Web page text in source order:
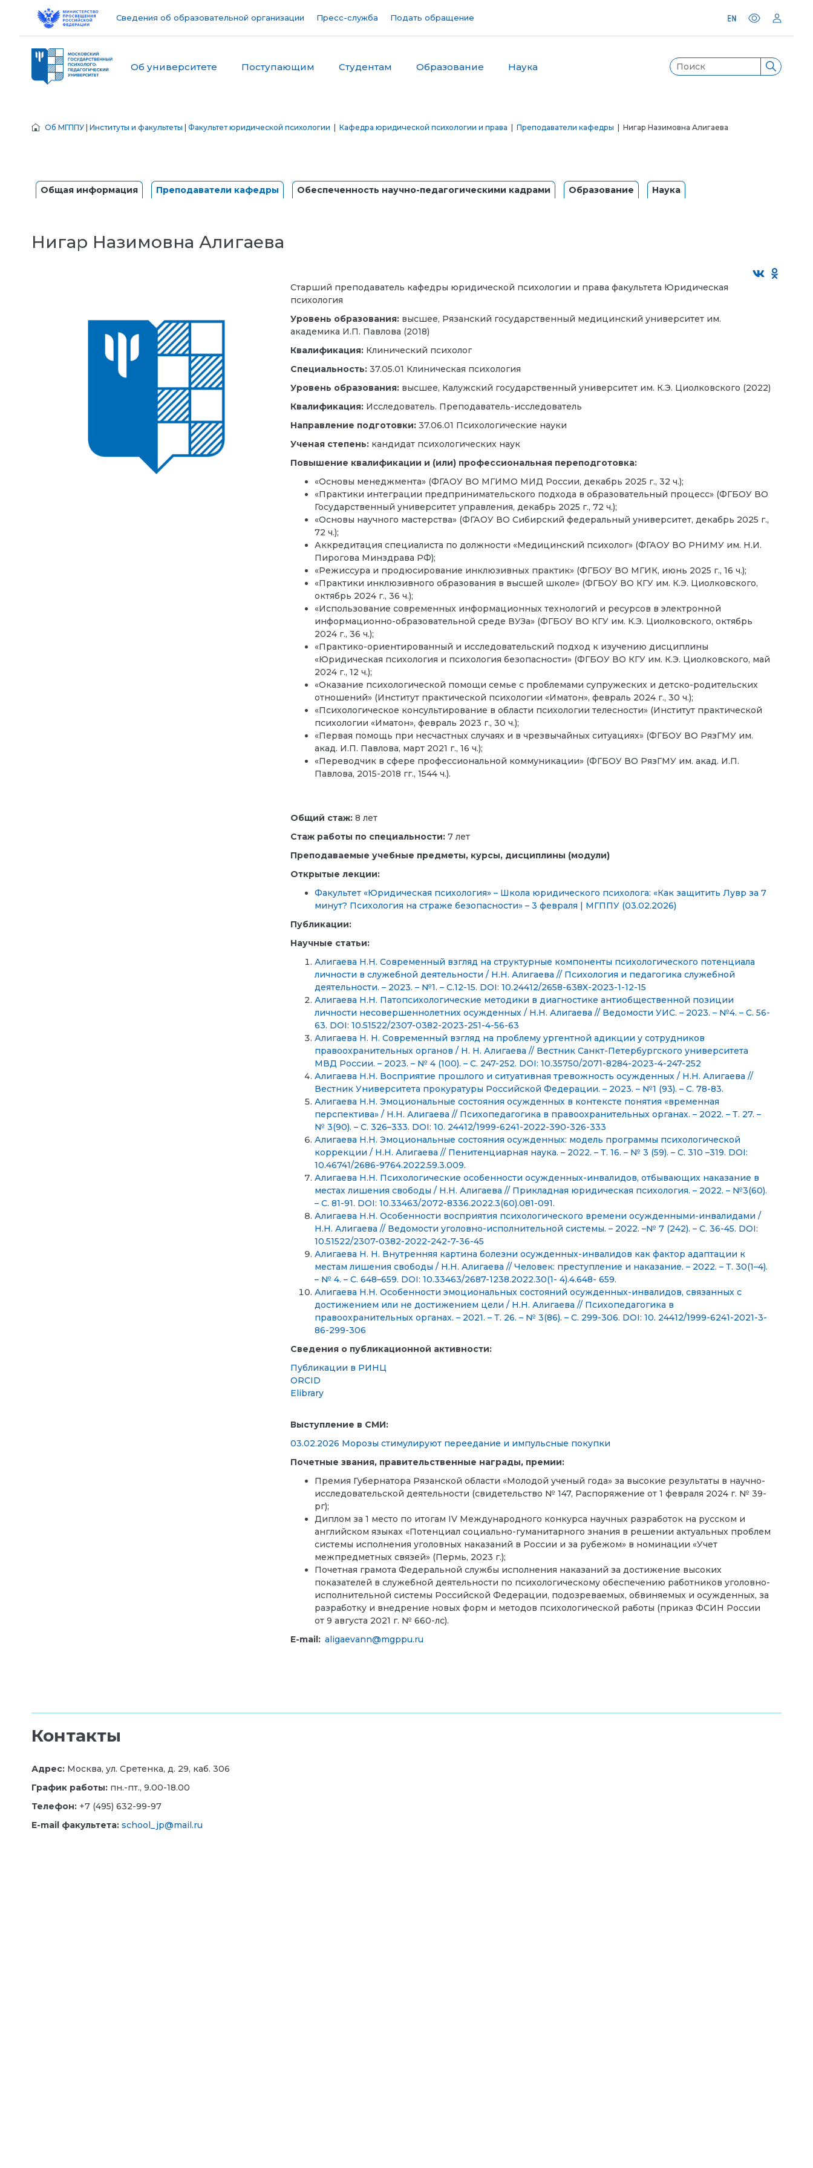
Сведения об образовательной организации Пресс-служба Подать обращение
Об университете Поступающим Студентам Образование Наука
Об МГППУ Институты и факультеты Факультет юридической психологии Кафедра юридической психологии и права Преподаватели кафедры | Нигар Назимовна Алигаева
Общая информация Преподаватели кафедры Обеспеченность научно-педагогическими кадрами Образование Наука
Нигар Назимовна Алигаева
Старший преподаватель кафедры юридической психологии и права факультета Юридическая
психология
Уровень образования: высшее, Рязанский государственный медицинский университет им.
академика И.П. Павлова (2018)
Квалификация: Клинический психолог
Специальность: 37.05.01 Клиническая психология
Уровень образования: высшее, Калужский государственный университет им. К.Э. Циолковского (2022)
Квалификация: Исследователь. Преподаватель-исследователь
Направление подготовки: 37.06.01 Психологические науки
Ученая степень: кандидат психологических наук
Повышение квалификации и (или) профессиональная переподготовка:
«Основы менеджмента» (ФГАОУ ВО МГИМО МИД России, декабрь 2025 г., 32 ч.);
«Практики интеграции предпринимательского подхода в образовательный процесс» (ФГБОУ ВО
Государственный университет управления, декабрь 2025 г., 72 ч.);
«Основы научного мастерства» (ФГАОУ ВО Сибирский федеральный университет, декабрь 2025 г.,
72 ч.);
Аккредитация специалиста по должности «Медицинский психолог» (ФГАОУ ВО РНИМУ им. Н.И.
Пирогова Минздрава РФ);
«Режиссура и продюсирование инклюзивных практик» (ФГБОУ ВО МГИК, июнь 2025 г., 16 ч.);
«Практики инклюзивного образования в высшей школе» (ФГБОУ ВО КГУ им. К.Э. Циолковского,
октябрь 2024 г., 36 ч.);
«Использование современных информационных технологий и ресурсов в электронной
информационно-образовательной среде ВУЗа» (ФГБОУ ВО КГУ им. К.Э. Циолковского, октябрь
2024 г., 36 ч.);
«Практико-ориентированный и исследовательский подход к изучению дисциплины
«Юридическая психология и психология безопасности» (ФГБОУ ВО КГУ им. К.Э. Циолковского, май
2024 г., 12 ч.);
«Оказание психологической помощи семье с проблемами супружеских и детско-родительских
отношений» (Институт практической психологии «Иматон», февраль 2024 г., 30 ч.);
«Психологическое консультирование в области психологии телесности» (Институт практической
психологии «Иматон», февраль 2023 г., 30 ч.);
«Первая помощь при несчастных случаях и в чрезвычайных ситуациях» (ФГБОУ ВО РязГМУ им.
акад. И.П. Павлова, март 2021 г., 16 ч.);
«Переводчик в сфере профессиональной коммуникации» (ФГБОУ ВО РязГМУ им. акад. И.П.
Павлова, 2015-2018 гг., 1544 ч.).
Общий стаж:8 лет
Стаж работы по специальности: 7 лет
Преподаваемые учебные предметы, курсы, дисциплины (модули)
Открытые лекции:
Факультет «Юридическая психология» – Школа юридического психолога: «Как защитить Лувр за 7
минут? Психология на страже безопасности» – 3 февраля | МГППУ (03.02.2026)
Публикации:
Научные статьи:
Алигаева Н.Н. Современный взгляд на структурные компоненты психологического потенциала
личности в служебной деятельности / Н.Н. Алигаева // Психология и педагогика служебной
деятельности. – 2023. – №1. – С.12-15. DOI: 10.24412/2658-638X-2023-1-12-15
Алигаева Н.Н. Патопсихологические методики в диагностике антиобщественной позиции
личности несовершеннолетних осужденных / Н.Н. Алигаева // Ведомости УИС. – 2023. – №4. – С. 56-
63. DOI: 10.51522/2307-0382-2023-251-4-56-63
Алигаева Н. Н. Современный взгляд на проблему ургентной адикции у сотрудников
правоохранительных органов / Н. Н. Алигаева // Вестник Санкт-Петербургского университета
МВД России. – 2023. – № 4 (100). – С. 247-252. DOI: 10.35750/2071-8284-2023-4-247-252
Алигаева Н.Н. Восприятие прошлого и ситуативная тревожность осужденных / Н.Н. Алигаева //
Вестник Университета прокуратуры Российской Федерации. – 2023. – №1 (93). – С. 78-83.
Алигаева Н.Н. Эмоциональные состояния осужденных в контексте понятия «временная
перспектива» / Н.Н. Алигаева // Психопедагогика в правоохранительных органах. – 2022. – Т. 27. –
№ 3(90). – С. 326–333. DOI: 10. 24412/1999-6241-2022-390-326-333
Алигаева Н.Н. Эмоциональные состояния осужденных: модель программы психологической
коррекции / Н.Н. Алигаева // Пенитенциарная наука. – 2022. – Т. 16. – № 3 (59). – С. 310 –319. DOI:
10.46741/2686-9764.2022.59.3.009.
Алигаева Н.Н. Психологические особенности осужденных-инвалидов, отбывающих наказание в
местах лишения свободы / Н.Н. Алигаева // Прикладная юридическая психология. – 2022. – №3(60).
– С. 81-91. DOI: 10.33463/2072-8336.2022.3(60).081-091.
Алигаева Н.Н. Особенности восприятия психологического времени осужденными-инвалидами /
Н.Н. Алигаева // Ведомости уголовно-исполнительной системы. – 2022. –№ 7 (242). – С. 36-45. DOI:
10.51522/2307-0382-2022-242-7-36-45
Алигаева Н. Н. Внутренняя картина болезни осужденных-инвалидов как фактор адаптации к
местам лишения свободы / Н.Н. Алигаева // Человек: преступление и наказание. – 2022. – Т. 30(1–4).
– № 4. – С. 648–659. DOI: 10.33463/2687-1238.2022.30(1- 4).4.648- 659.
Алигаева Н.Н. Особенности эмоциональных состояний осужденных-инвалидов, связанных с
достижением или не достижением цели / Н.Н. Алигаева // Психопедагогика в
правоохранительных органах. – 2021. – Т. 26. – № 3(86). – С. 299-306. DOI: 10. 24412/1999-6241-2021-3-
86-299-306
Сведения о публикационной активности:
Публикации в РИНЦ
ORCID
Elibrary
Выступление в СМИ:
03.02.2026 Морозы стимулируют переедание и импульсные покупки
Почетные звания, правительственные награды, премии:
Премия Губернатора Рязанской области «Молодой ученый года» за высокие результаты в научно-
исследовательской деятельности (свидетельство № 147, Распоряжение от 1 февраля 2024 г. № 39-
рг);
Диплом за 1 место по итогам IV Международного конкурса научных разработок на русском и
английском языках «Потенциал социально-гуманитарного знания в решении актуальных проблем
системы исполнения уголовных наказаний в России и за рубежом» в номинации «Учет
межпредметных связей» (Пермь, 2023 г.);
Почетная грамота Федеральной службы исполнения наказаний за достижение высоких
показателей в служебной деятельности по психологическому обеспечению работников уголовно-
исполнительной системы Российской Федерации, подозреваемых, обвиняемых и осужденных, за
разработку и внедрение новых форм и методов психологической работы (приказ ФСИН России
от 9 августа 2021 г. № 660-лс).
E-mail:aligaevann@mgppu.ru
Контакты
Адрес: Москва, ул. Сретенка, д. 29, каб. 306
График работы: пн.-пт., 9.00-18.00
Телефон: +7 (495) 632-99-97
E-mail факультета: school_jp@mail.ru